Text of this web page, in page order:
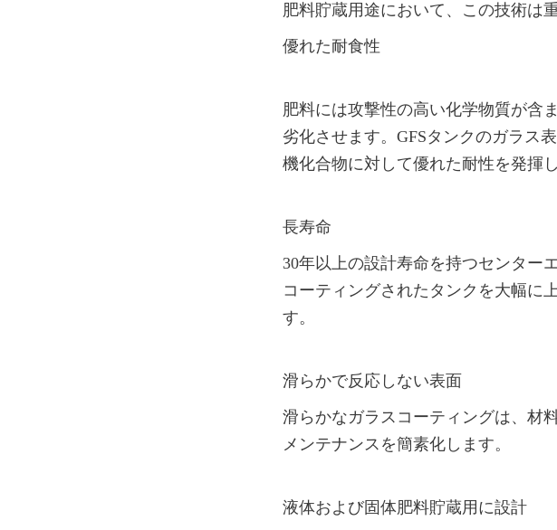
肥料貯蔵用途において、この技術は
優れた耐食性
肥料には攻撃性の高い化学物質が含
劣化させます。GFSタンクのガラス
機化合物に対して優れた耐性を発揮し
長寿命
30年以上の設計寿命を持つセンター
コーティングされたタンクを大幅に
す。
滑らかで反応しない表面
滑らかなガラスコーティングは、材
メンテナンスを簡素化します。
液体および固体肥料貯蔵用に設計